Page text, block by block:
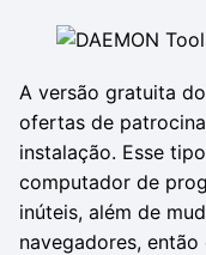
A versão gratuita
ofertas de
instalação. Esse
computador de
inúteis, além de
navegadores,